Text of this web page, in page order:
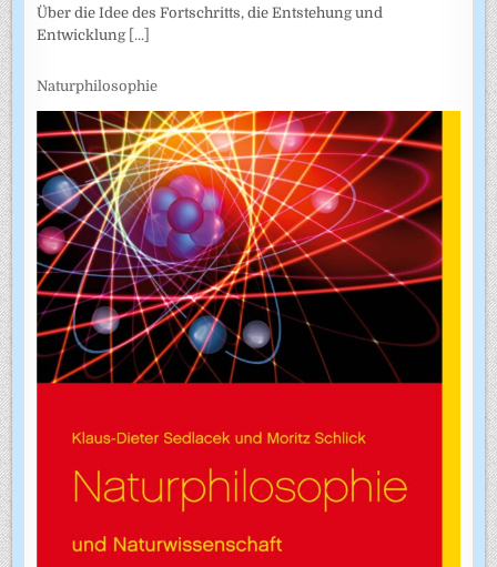
Über die Idee des Fortschritts, die Entstehung und
Entwicklung [...]
Naturphilosophie